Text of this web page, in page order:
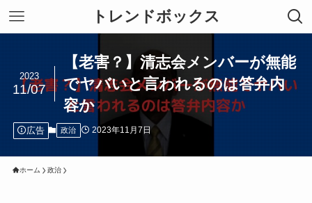
トレンドボックス
【老害？】清志会メンバーが無能
でヤバいと言われるのは答弁内
容か
2023
11/07
広告 政治 2023年11月7日
ホーム 政治